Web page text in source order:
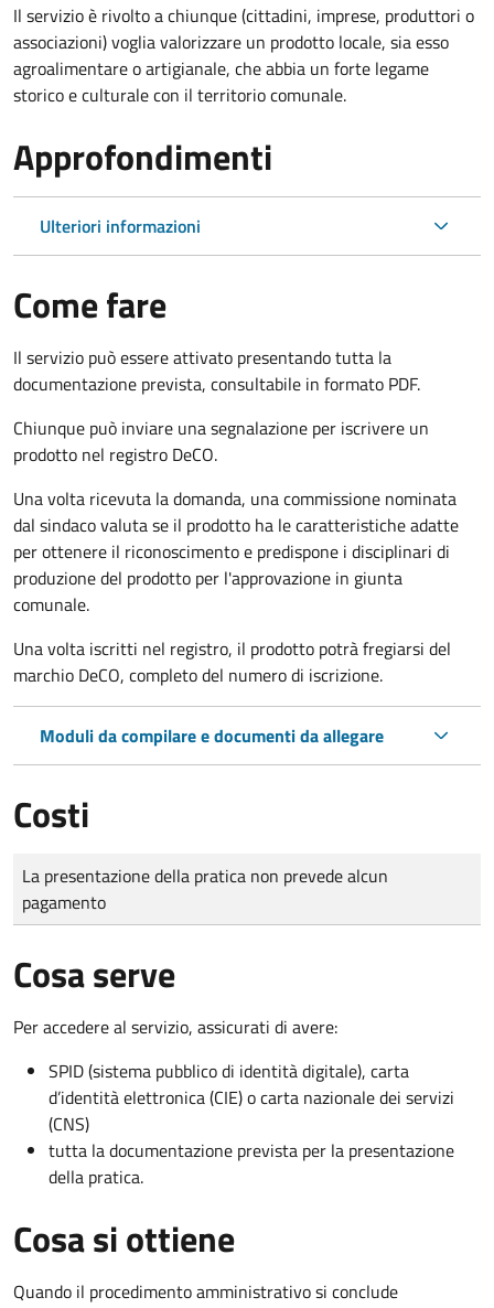
Il servizio è rivolto a chiunque (cittadini, imprese, produttori o
associazioni) voglia valorizzare un prodotto locale, sia esso
agroalimentare o artigianale, che abbia un forte legame
storico e culturale con il territorio comunale.
Approfondimenti
Ulteriori informazioni
Come fare
Il servizio può essere attivato presentando tutta la
documentazione prevista, consultabile in formato PDF.
Chiunque può inviare una segnalazione per iscrivere un
prodotto nel registro DeCO.
Una volta ricevuta la domanda, una commissione nominata
dal sindaco valuta se il prodotto ha le caratteristiche adatte
per ottenere il riconoscimento e predispone i disciplinari di
produzione del prodotto per l'approvazione in giunta
comunale.
Una volta iscritti nel registro, il prodotto potrà fregiarsi del
marchio DeCO, completo del numero di iscrizione.
Moduli da compilare e documenti da allegare
Costi
Tipo di pagamento
Importo
La presentazione della pratica non prevede alcun
pagamento
Cosa serve
Per accedere al servizio, assicurati di avere:
SPID (sistema pubblico di identità digitale), carta
d’identità elettronica (CIE) o carta nazionale dei servizi
(CNS)
tutta la documentazione prevista per la presentazione
della pratica.
Cosa si ottiene
Quando il procedimento amministrativo si conclude